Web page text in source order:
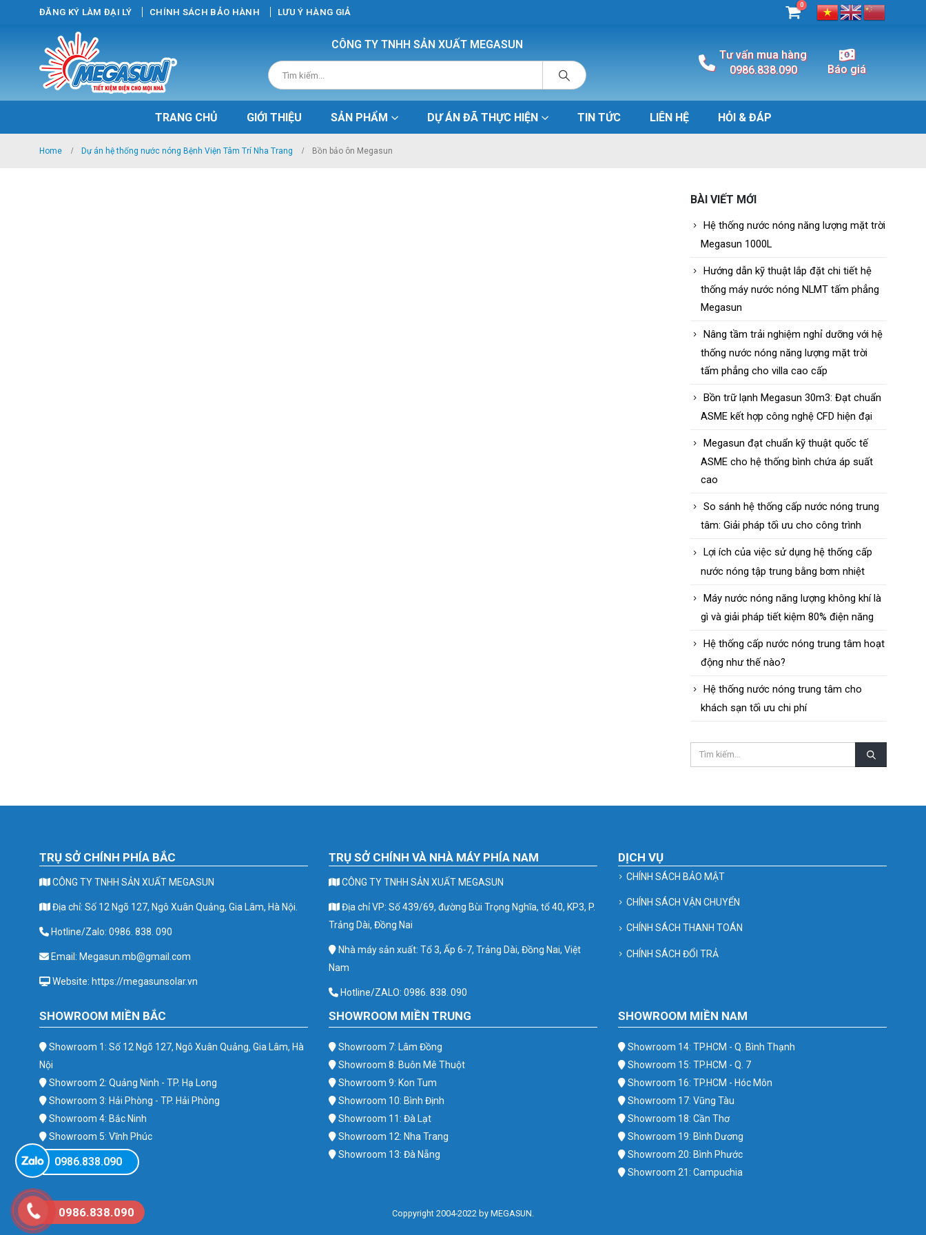
ĐĂNG KÝ LÀM ĐẠI LÝ CHÍNH SÁCH BẢO HÀNH LƯU Ý HÀNG GIẢ
0
CÔNG TY TNHH SẢN XUẤT MEGASUN
Tư vấn mua hàng
0986.838.090
Báo giá
TRANG CHỦ GIỚI THIỆU SẢN PHẨM DỰ ÁN ĐÃ THỰC HIỆN TIN TỨC LIÊN HỆ HỎI & ĐÁP
Home Dự án hệ thống nước nóng Bệnh Viện Tâm Trí Nha Trang Bồn bảo ôn Megasun
BÀI VIẾT MỚI
Hệ thống nước nóng năng lượng mặt trời
Megasun 1000L
Hướng dẫn kỹ thuật lắp đặt chi tiết hệ
thống máy nước nóng NLMT tấm phẳng
Megasun
Nâng tầm trải nghiệm nghỉ dưỡng với hệ
thống nước nóng năng lượng mặt trời
tấm phẳng cho villa cao cấp
Bồn trữ lạnh Megasun 30m3: Đạt chuẩn
ASME kết hợp công nghệ CFD hiện đại
Megasun đạt chuẩn kỹ thuật quốc tế
ASME cho hệ thống bình chứa áp suất
cao
So sánh hệ thống cấp nước nóng trung
tâm: Giải pháp tối ưu cho công trình
Lợi ích của việc sử dụng hệ thống cấp
nước nóng tập trung bằng bơm nhiệt
Máy nước nóng năng lượng không khí là
gì và giải pháp tiết kiệm 80% điện năng
Hệ thống cấp nước nóng trung tâm hoạt
động như thế nào?
Hệ thống nước nóng trung tâm cho
khách sạn tối ưu chi phí
TRỤ SỞ CHÍNH PHÍA BẮC
CÔNG TY TNHH SẢN XUẤT MEGASUN
Địa chỉ: Số 12 Ngõ 127, Ngô Xuân Quảng, Gia Lâm, Hà Nội.
Hotline/Zalo: 0986. 838. 090
Email: Megasun.mb@gmail.com
Website: https://megasunsolar.vn
TRỤ SỞ CHÍNH VÀ NHÀ MÁY PHÍA NAM
CÔNG TY TNHH SẢN XUẤT MEGASUN
Địa chỉ VP: Số 439/69, đường Bùi Trọng Nghĩa, tổ 40, KP3, P.
Trảng Dài, Đồng Nai
Nhà máy sản xuất: Tổ 3, Ấp 6-7, Trảng Dài, Đồng Nai, Việt
Nam
Hotline/ZALO: 0986. 838. 090
DỊCH VỤ
CHÍNH SÁCH BẢO MẬT
CHÍNH SÁCH VẬN CHUYỂN
CHÍNH SÁCH THANH TOÁN
CHÍNH SÁCH ĐỔI TRẢ
SHOWROOM MIỀN BẮC
Showroom 1: Số 12 Ngõ 127, Ngô Xuân Quảng, Gia Lâm, Hà
Nội
Showroom 2: Quảng Ninh - TP. Hạ Long
Showroom 3: Hải Phòng - TP. Hải Phòng
Showroom 4: Bắc Ninh
Showroom 5: Vĩnh Phúc
Showroom 6: Ba Vì
SHOWROOM MIỀN TRUNG
Showroom 7: Lâm Đồng
Showroom 8: Buôn Mê Thuột
Showroom 9: Kon Tum
Showroom 10: Bình Định
Showroom 11: Đà Lạt
Showroom 12: Nha Trang
Showroom 13: Đà Nẵng
SHOWROOM MIỀN NAM
Showroom 14: TP.HCM - Q. Bình Thạnh
Showroom 15: TP.HCM - Q. 7
Showroom 16: TP.HCM - Hóc Môn
Showroom 17: Vũng Tàu
Showroom 18: Cần Thơ
Showroom 19: Bình Dương
Showroom 20: Bình Phước
Showroom 21: Campuchia
Coppyright 2004-2022 by MEGASUN.
0986.838.090
0986.838.090